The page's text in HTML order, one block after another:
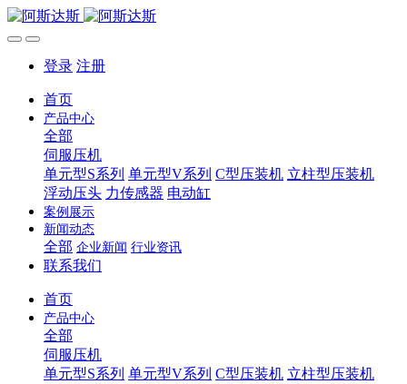
登录 注册
首页
产品中心
全部
伺服压机
单元型S系列 单元型V系列 C型压装机 立柱型压装机
浮动压头 力传感器 电动缸
案例展示
新闻动态
全部 企业新闻 行业资讯
联系我们
首页
产品中心
全部
伺服压机
单元型S系列 单元型V系列 C型压装机 立柱型压装机